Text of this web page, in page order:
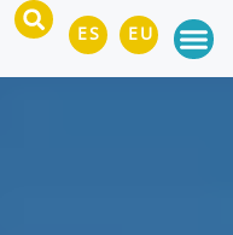
ES EU